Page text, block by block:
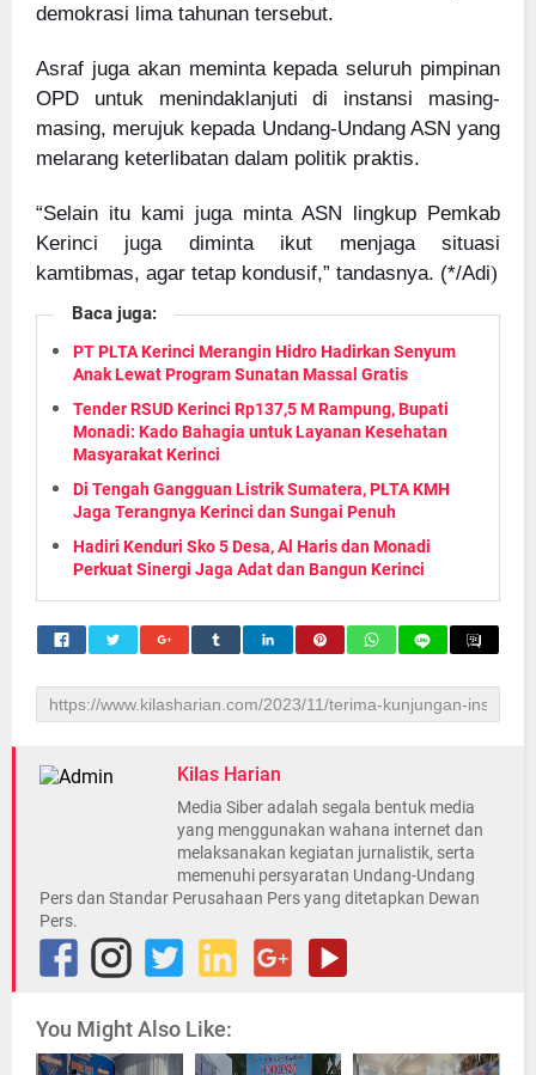
demokrasi lima tahunan tersebut.
Asraf juga akan meminta kepada seluruh pimpinan
OPD untuk menindaklanjuti di instansi masing-
masing, merujuk kepada Undang-Undang ASN yang
melarang keterlibatan dalam politik praktis.
“Selain itu kami juga minta ASN lingkup Pemkab
Kerinci juga diminta ikut menjaga situasi
kamtibmas, agar tetap kondusif,” tandasnya. (*/Adi)
Baca juga:
PT PLTA Kerinci Merangin Hidro Hadirkan Senyum
Anak Lewat Program Sunatan Massal Gratis
Tender RSUD Kerinci Rp137,5 M Rampung, Bupati
Monadi: Kado Bahagia untuk Layanan Kesehatan
Masyarakat Kerinci
Di Tengah Gangguan Listrik Sumatera, PLTA KMH
Jaga Terangnya Kerinci dan Sungai Penuh
Hadiri Kenduri Sko 5 Desa, Al Haris dan Monadi
Perkuat Sinergi Jaga Adat dan Bangun Kerinci
Kilas Harian
Media Siber adalah segala bentuk media
yang menggunakan wahana internet dan
melaksanakan kegiatan jurnalistik, serta
memenuhi persyaratan Undang-Undang
Pers dan Standar Perusahaan Pers yang ditetapkan Dewan
Pers.
You Might Also Like: